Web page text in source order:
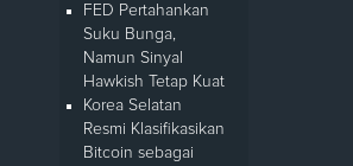
FED Pertahankan
Suku Bunga,
Namun Sinyal
Hawkish Tetap Kuat
Korea Selatan
Resmi Klasifikasikan
Bitcoin sebagai